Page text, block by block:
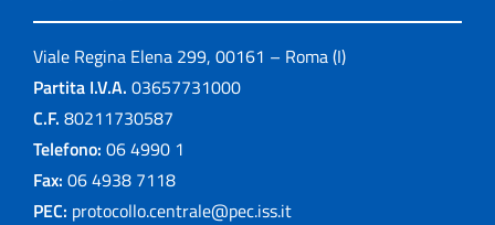
Viale Regina Elena 299, 00161 – Roma (I)
Partita I.V.A. 03657731000
C.F. 80211730587
Telefono: 06 4990 1
Fax: 06 4938 7118
PEC: protocollo.centrale@pec.iss.it